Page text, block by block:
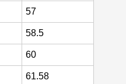
57
58.5
60
61.58